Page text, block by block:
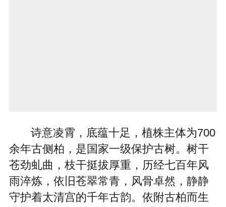
诗意凌霄，底蕴十足，植株主体为700
余年古侧柏，是国家一级保护古树。树干
苍劲虬曲，枝干挺拔厚重，历经七百年风
雨淬炼，依旧苍翠常青，风骨卓然，静静
守护着太清宫的千年古韵。依附古柏而生